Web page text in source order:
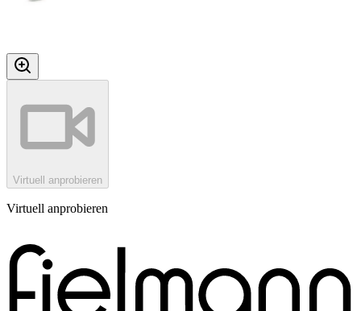
Virtuell anprobieren
Virtuell anprobieren